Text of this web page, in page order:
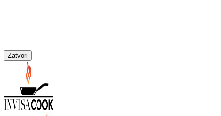
Zatvori